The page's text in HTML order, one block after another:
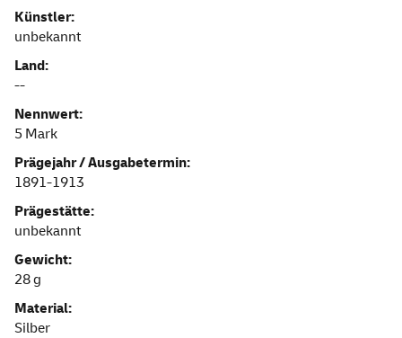
Künstler:
unbekannt
Land:
--
Nennwert:
5 Mark
Prägejahr / Ausgabetermin:
1891-1913
Prägestätte:
unbekannt
Gewicht:
28 g
Material:
Silber